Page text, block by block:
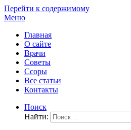
Перейти к содержимому
Меню
Главная
О сайте
Врачи
Советы
Ссоры
Все статьи
Контакты
Поиск
Найти: